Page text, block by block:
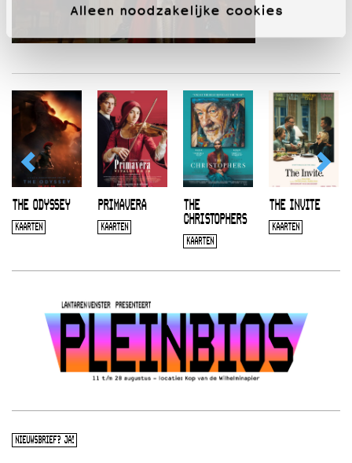
Alleen noodzakelijke cookies
THE ODYSSEY
KAARTEN
PRIMAVERA
KAARTEN
THE
CHRISTOPHERS
KAARTEN
THE INVITE
KAARTEN
NIEUWSBRIEF? JA!